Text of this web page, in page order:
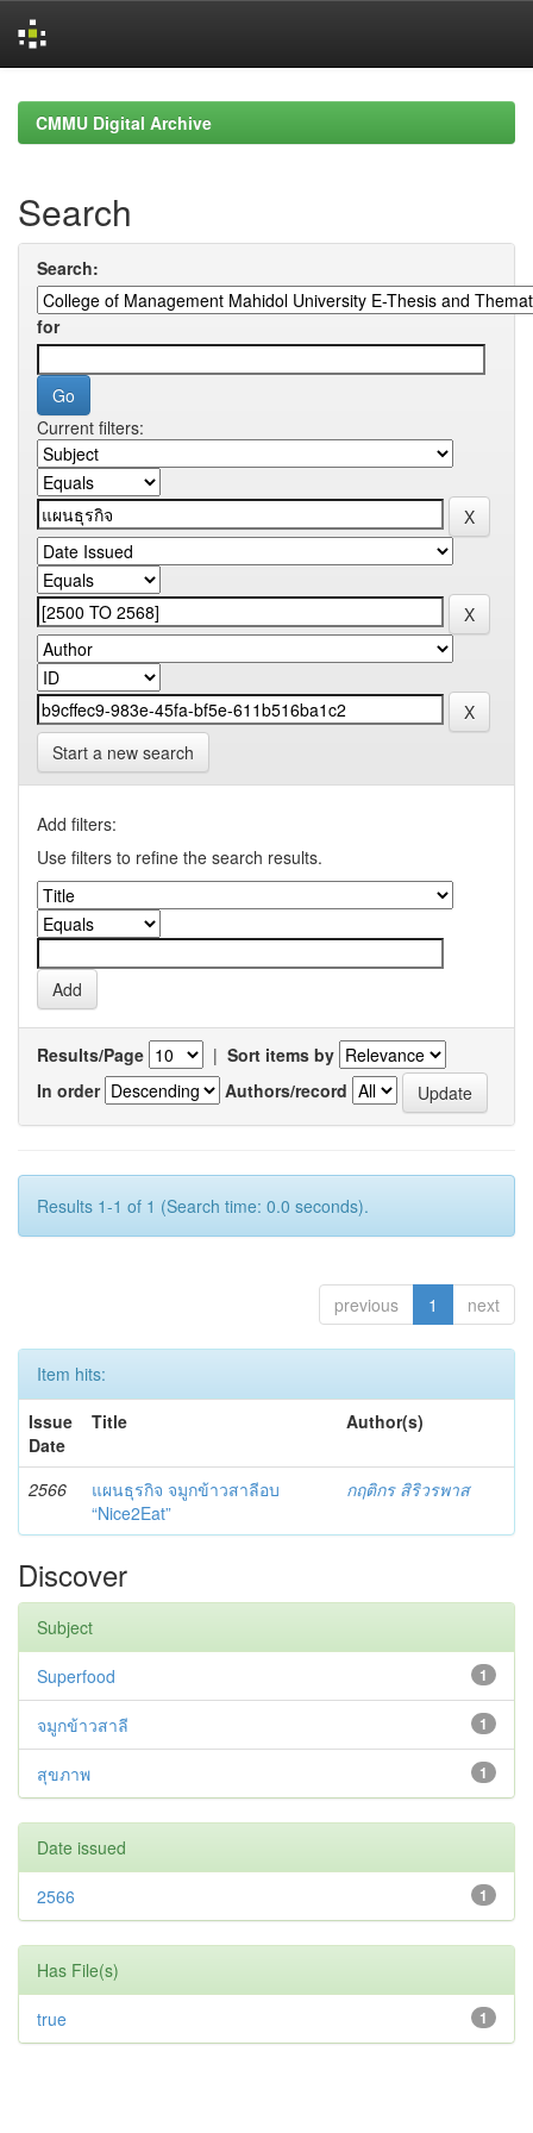
navigationCMMU Digital Archive
Search
Search:
for
Current filters:
Start a new search
Add filters:
Use filters to refine the search results.
Results/Page | Sort items by
In order
Authors/record
Results 1-1 of 1 (Search time: 0.0 seconds).
previous 1 next
Item hits:
Issue
Date
Title Author(s)
2566
แผนธุรกิจ จมูกข้าวสาลีอบ
“Nice2Eat”
กฤติกร สิริวรพาส
Discover
Subject
1
Superfood
1
จมูกข้าวสาลี
1
สุขภาพ
Date issued
1
2566
Has File(s)
1
true